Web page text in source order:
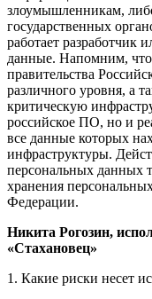
злоумышленникам,
государственных
работает разработчик
данные. Напомним, что
правительства
различного уровня, а
критическую
российское ПО, но и
все данные которых
инфраструктуры.
персональных данных
хранения
Федерации.
Никита Рогозин,
«Стахановец»
1. Какие риски несет